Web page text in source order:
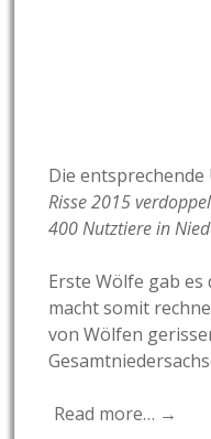
Die
Risse 2015
400 Nutztiere in
Erste Wölfe gab es
macht somit
von Wölfen
Read more… →